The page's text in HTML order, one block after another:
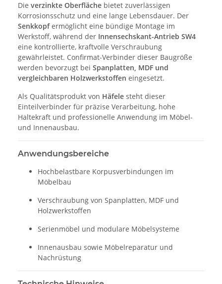
Die verzinkte Oberfläche bietet zuverlässigen
Korrosionsschutz und eine lange Lebensdauer. Der
Senkkopfermöglicht eine bündige Montage im
Werkstoff, während der Innensechskant-Antrieb SW4
eine kontrollierte, kraftvolle Verschraubung
gewährleistet. Confirmat-Verbinder dieser Baugröße
werden bevorzugt bei Spanplatten, MDF und
vergleichbaren Holzwerkstoffen eingesetzt.
Als Qualitätsprodukt von Häfele steht dieser
Einteilverbinder für präzise Verarbeitung, hohe
Haltekraft und professionelle Anwendung im Möbel-
und Innenausbau.
Anwendungsbereiche
Hochbelastbare Korpusverbindungen im
Möbelbau
Verschraubung von Spanplatten, MDF und
Holzwerkstoffen
Serienmöbel und modulare Möbelsysteme
Innenausbau sowie Möbelreparatur und
Nachrüstung